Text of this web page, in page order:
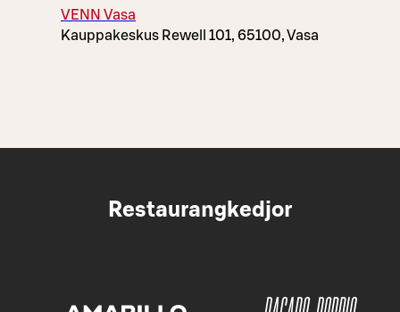
VENN Vasa
Kauppakeskus Rewell 101, 65100, Vasa
Restaurangkedjor